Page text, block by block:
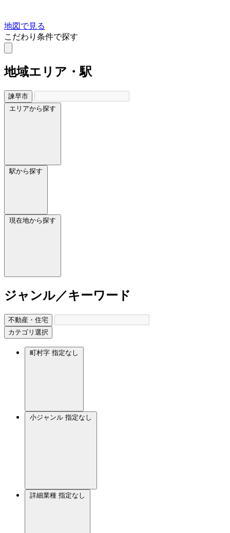
地図で見る
こだわり条件で探す
地域エリア・駅
諫早市
エリアから探す
駅から探す
現在地から探す
ジャンル／キーワード
不動産・住宅
カテゴリ選択
町村字 指定なし
小ジャンル 指定なし
詳細業種 指定なし